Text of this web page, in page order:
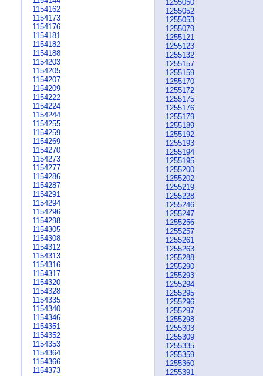
1154162
1154173
1154176
1154181
1154182
1154188
1154203
1154205
1154207
1154209
1154222
1154224
1154244
1154255
1154259
1154269
1154270
1154273
1154277
1154286
1154287
1154291
1154294
1154296
1154298
1154305
1154308
1154312
1154313
1154316
1154317
1154320
1154328
1154335
1154340
1154346
1154351
1154352
1154353
1154364
1154366
1154373
1255050
1255052
1255053
1255079
1255121
1255123
1255132
1255157
1255159
1255170
1255172
1255175
1255176
1255179
1255189
1255192
1255193
1255194
1255195
1255200
1255202
1255219
1255228
1255246
1255247
1255256
1255257
1255261
1255263
1255288
1255290
1255293
1255294
1255295
1255296
1255297
1255298
1255303
1255309
1255335
1255359
1255360
1255391